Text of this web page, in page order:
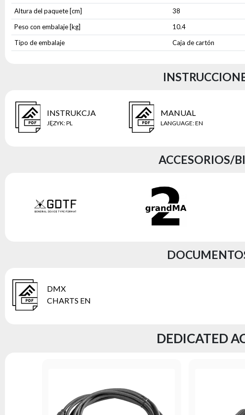
Altura del paquete [cm]
38
Peso con embalaje [kg]
10.4
Tipo de embalaje
Caja de cartón
INSTRUKCJA
JĘZYK:PL
MANUAL
LANGUAGE:EN
ACCESORIOS/
DMX
CHARTS EN
DEDICATED